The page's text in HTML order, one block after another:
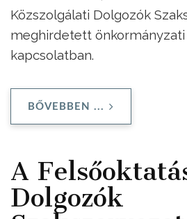
Közszolgálati Dolgozók
meghirdetett önkormányzati
kapcsolatban.
BŐVEBBEN ...
A
Dolgozók